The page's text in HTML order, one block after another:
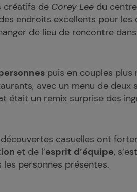
créatifs de Corey Lee du
endroits excellents pour
de lieu de rencontre
puis en couples
avec un menu de deux
était un remix surprise des
casuelles ont
et de l’esprit d’équipe,
personnes présentes.